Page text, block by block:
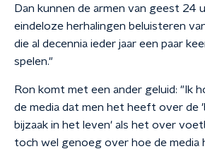
Dan kunnen de armen van geest 24
eindeloze herhalingen beluisteren
die al decennia ieder jaar een paar
spelen."
Ron komt met een ander geluid: "Ik
de media dat men het heeft over de
bijzaak in het leven' als het over
toch wel genoeg over hoe de media